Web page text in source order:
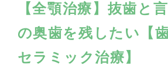
【全顎治療】抜歯と
の奥歯を残したい【
セラミック治療】